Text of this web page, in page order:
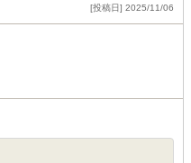
[投稿日] 2025/11/06